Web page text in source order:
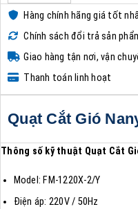
Hàng chính hãng giá tốt
Chính sách đổi trả sản
Giao hàng tận nơi, vận
Thanh toán linh hoạt
Quạt Cắt Gió
Thông số kỹ thuật Quạt Cắt
Model: FM-1220X-2/Y
Điện áp: 220V / 50Hz